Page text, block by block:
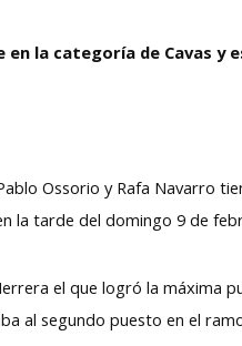
en la categoría de Cavas
Ossorio y Rafa Navarro
la tarde del domingo 9 de
el que logró la
al segundo puesto en el